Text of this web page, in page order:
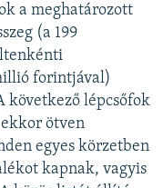
a meghatározott
(a 199
forintjával)
következő lépcsőfok
ötven
egyes körzetben
kapnak, vagyis